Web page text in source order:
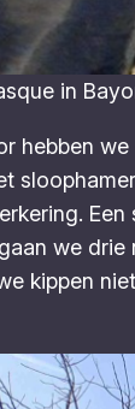
in
hebben
we
kippen